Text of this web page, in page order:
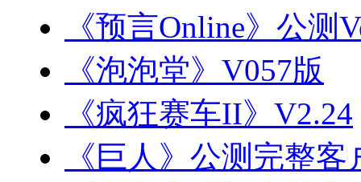
《预言Online》公测
《泡泡堂》V057版
《疯狂赛车II》V2.24
《巨人》公测完整客